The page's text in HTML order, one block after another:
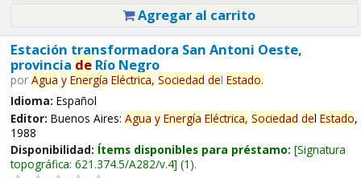
Agregar al carrito
Estación transformadora San Antoni Oeste,
provincia deRío Negro
por Agua y Energía Eléctrica, Sociedad del Estado.
Idioma: Español
Editor: Buenos Aires: Agua y Energía Eléctrica, Sociedad del Estado,
1988
Disponibilidad: Ítems disponibles para préstamo: Signatura
topográfica: 621.374.5/A282/v.4 (1).